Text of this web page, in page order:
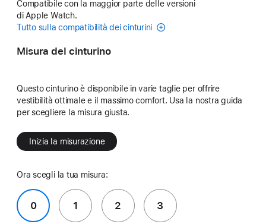
Compatibile con la maggior parte delle versioni
di Apple Watch.
Tutto sulla compatibilità dei cinturini
Misura del cinturino
Questo cinturino è disponibile in varie taglie per offrire
vestibilità ottimale e il massimo comfort. Usa la nostra guida
per scegliere la misura giusta.
Inizia la misurazione
Ora scegli la tua misura:
0 1 2 3